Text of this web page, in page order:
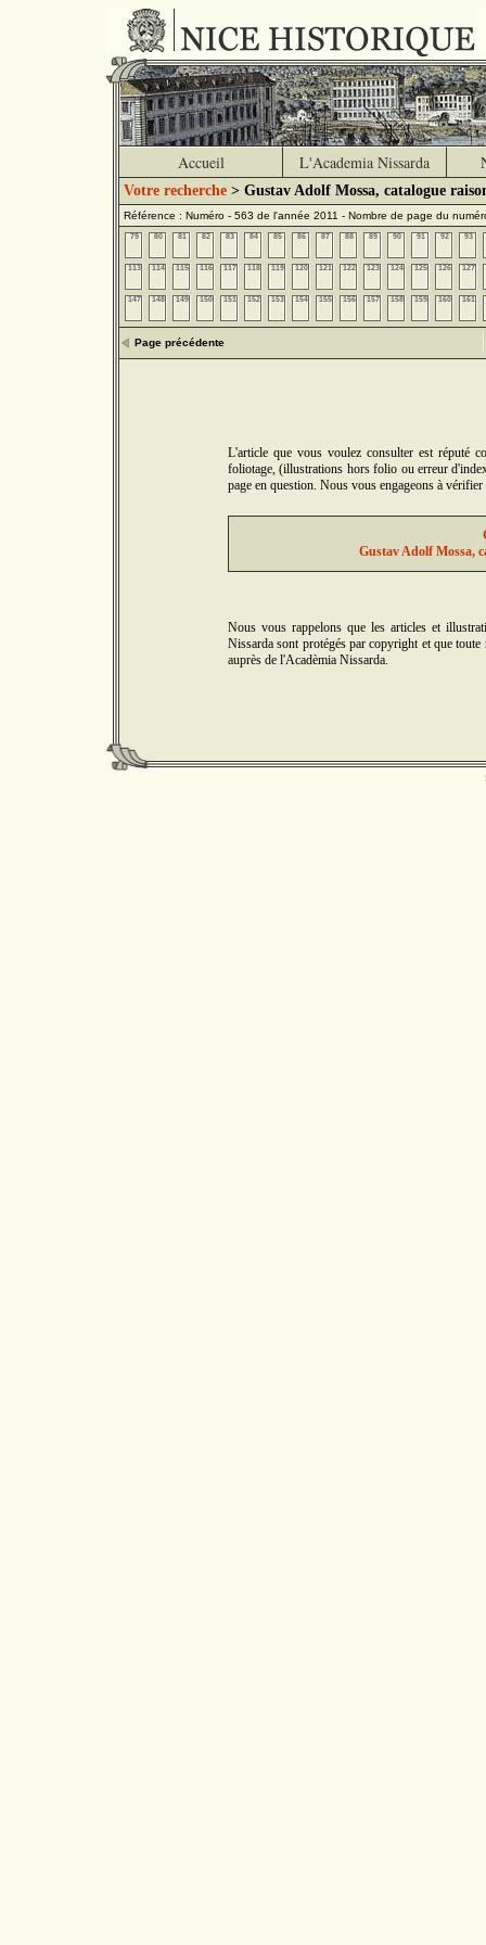
Accueil L'Academia Nissarda
Votre recherche > Gustav Adolf Mossa, catalogue
Référence : Numéro - 563 de l'année 2011 - Nombre de page du
79 80 81 82 83 84 85 86 87 88 89 90 91 92 93
113 114 115 116 117 118 119 120 121 122 123 124 125 126 127
147 148 149 150 151 152 153 154 155 156 157 158 159 160 161
Page précédente
L'article que vous voulez consulter est réputé
foliotage, (illustrations hors folio ou erreur
page en question. Nous vous engageons à
Gustav Adolf Mossa,
Nous vous rappelons que les articles et
Nissarda sont protégés par copyright et que
auprès de l'Acadèmia Nissarda.